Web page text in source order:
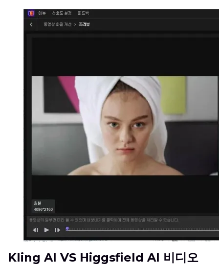
Kling AI VS Higgsfield AI 비디오